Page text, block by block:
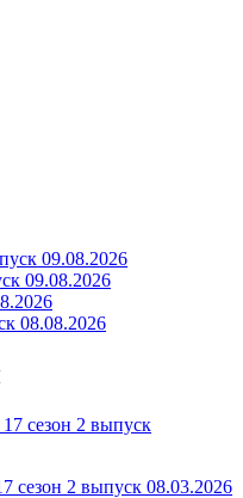
09.08.2026
09.08.2026
08.08.2026
сезон 2 выпуск
2 выпуск 08.03.2026